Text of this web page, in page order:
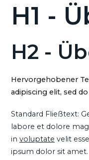
H1 -
H2 -
Hervorgehobener
adipiscing elit, sed do
Standard Fließtext:
labore et dolore
in voluptate velit
ipsum dolor sit amet.